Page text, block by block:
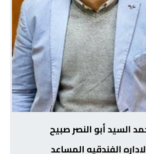
السيد أبو النصر صبيح
الفندقيه المساعد